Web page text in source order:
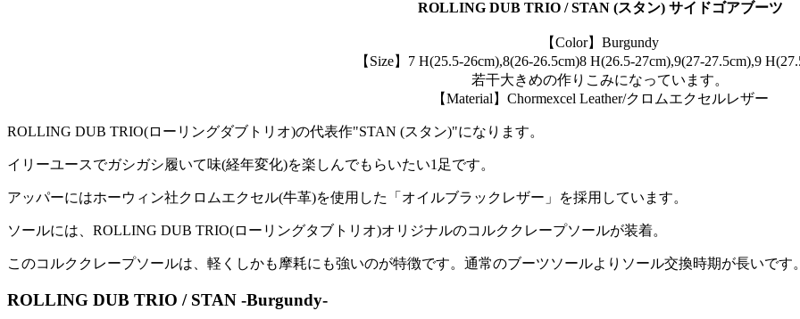
ROLLING DUB TRIO / STAN (スタン) サイドゴアブーツ
【Color】Burgundy
【Size】7 H(25.5-26cm),8(26-26.5cm)8 H(26.5-27cm),9(27-27.5cm),9
若干大きめの作りこみになっています。
【Material】Chormexcel Leather/クロムエクセルレザー
ROLLING DUB TRIO(ローリングダブトリオ)の代表作"STAN (スタン)"になります。
イリーユースでガシガシ履いて味(経年変化)を楽しんでもらいたい1足です。
アッパーにはホーウィン社クロムエクセル(牛革)を使用した「オイルブラックレザー」を採用しています。
ソールには、ROLLING DUB TRIO(ローリングタブトリオ)オリジナルのコルククレープソールが装着。
このコルククレープソールは、軽くしかも摩耗にも強いのが特徴です。通常のブーツソールよりソール交換時期が長いです。
ROLLING DUB TRIO / STAN -Burgundy-